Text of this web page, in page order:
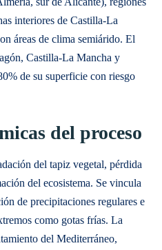
interiores de Castilla-La
áreas de clima semiárido. El
Castilla-La Mancha y
de su superficie con riesgo
del proceso
del tapiz vegetal, pérdida
del ecosistema. Se vincula
de precipitaciones regulares e
como gotas frías. La
del Mediterráneo,